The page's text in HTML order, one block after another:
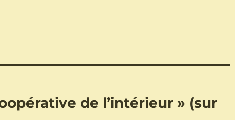
de l’intérieur » (sur